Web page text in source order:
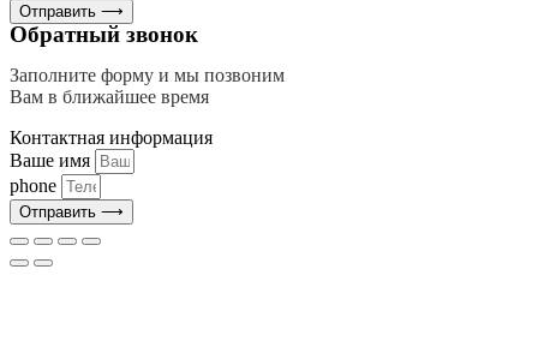
Отправить ⟶
Обратный звонок
Заполните форму и мы позвоним
Вам в ближайшее время
Контактная информация
Ваше имя
phone
Отправить ⟶